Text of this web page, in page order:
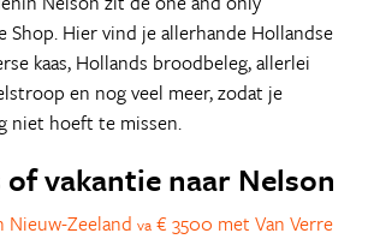
Shop. Hier vind je allerhande Hollandse
kaas, Hollands broodbeleg, allerlei
en nog veel meer, zodat je
niet hoeft te missen.
vakantie naar Nelson
Zeeland va € 3500 met Van Verre